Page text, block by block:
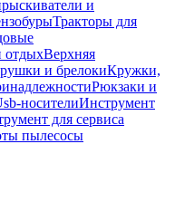
и
Тракторы для
отдыхВерхняя
и брелокиКружки,
Рюкзаки и
носителиИнструмент
для сервиса
пылесосы